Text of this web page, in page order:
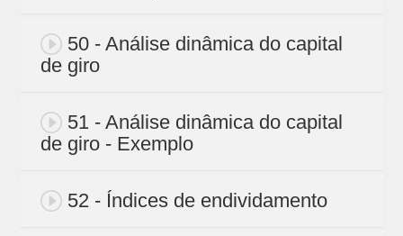
50 - Análise dinâmica do capital
de giro
51 - Análise dinâmica do capital
de giro - Exemplo
52 - Índices de endividamento